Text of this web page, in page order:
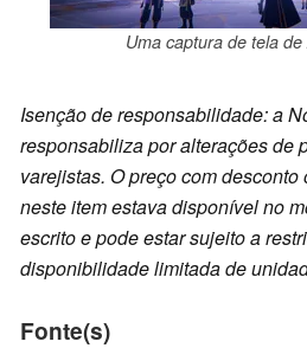
Uma captura de tela
Isenção de responsabilidade: a
responsabiliza por alterações de
varejistas. O preço com
neste item estava disponível no
escrito e pode estar sujeito a
disponibilidade limitada de
Fonte(s)